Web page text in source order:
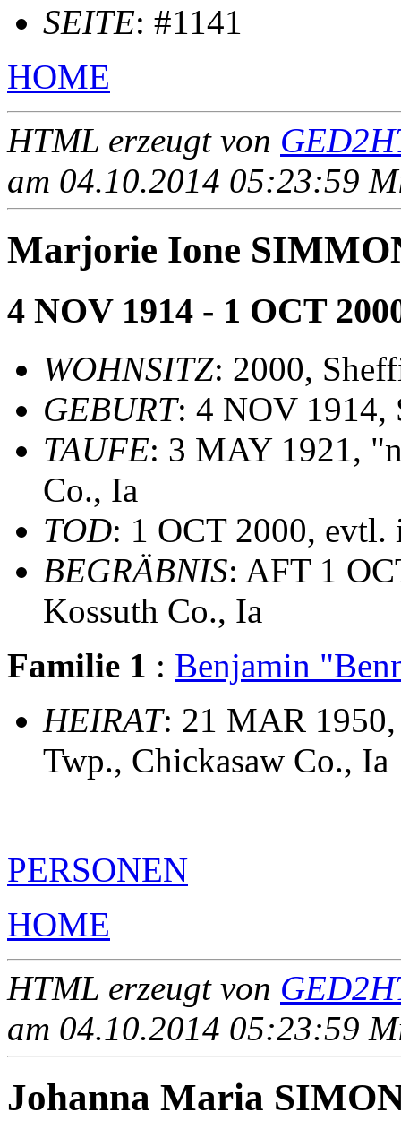
SEITE: #1141
HOME
HTML erzeugt von
am 04.10.2014 05:23:59
Marjorie Ione
4 NOV 1914 - 1 OCT
WOHNSITZ: 2000,
GEBURT: 4 NOV 1914,
TAUFE: 3 MAY 1921,
Co., Ia
TOD: 1 OCT 2000, evtl.
BEGRÄBNIS: AFT 1
Kossuth Co., Ia
Familie 1 : Benjamin
HEIRAT: 21 MAR
Twp., Chickasaw Co., Ia
PERSONEN
HOME
HTML erzeugt von
am 04.10.2014 05:23:59
Johanna Maria